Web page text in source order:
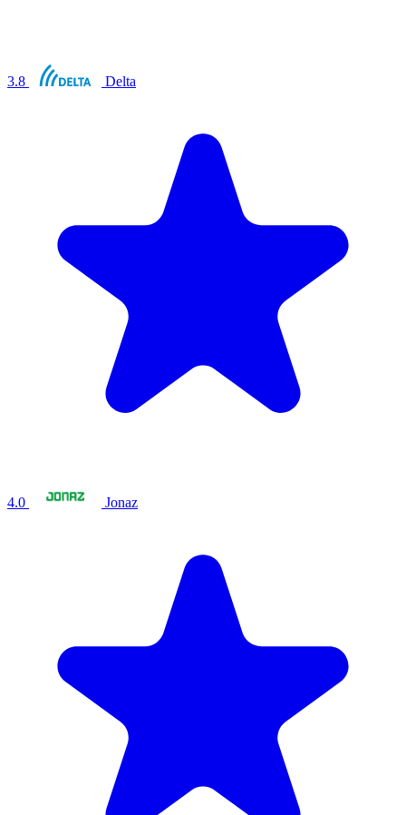
3.8 Delta
4.0 Jonaz